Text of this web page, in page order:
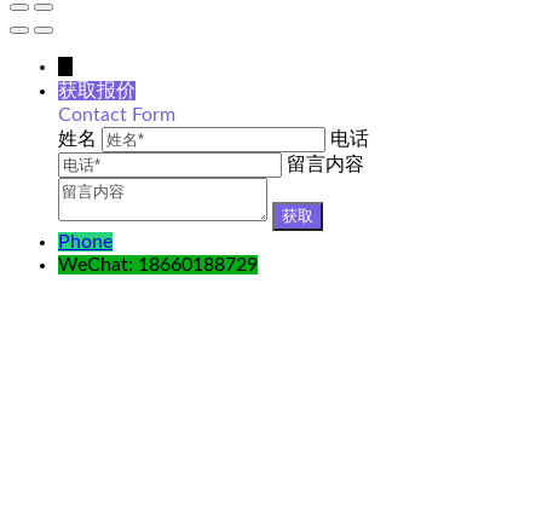
获取报价
Contact Form
姓名
电话
留言内容
Phone
WeChat: 18660188729